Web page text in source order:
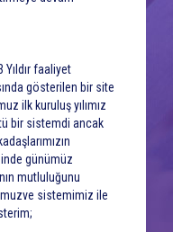
Yıldır faaliyet
gösterilen bir site
ilk kuruluş yılımız
bir sistemdi ancak
günümüz
mutluluğunu
sistemimiz ile